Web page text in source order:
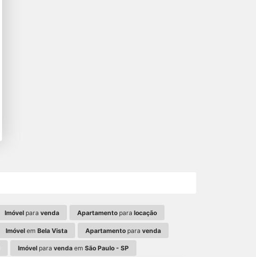
Imóvelpara venda Apartamento paralocação
Imóvelem Bela Vista Apartamentopara venda
Imóvelpara vendaem São Paulo - SP